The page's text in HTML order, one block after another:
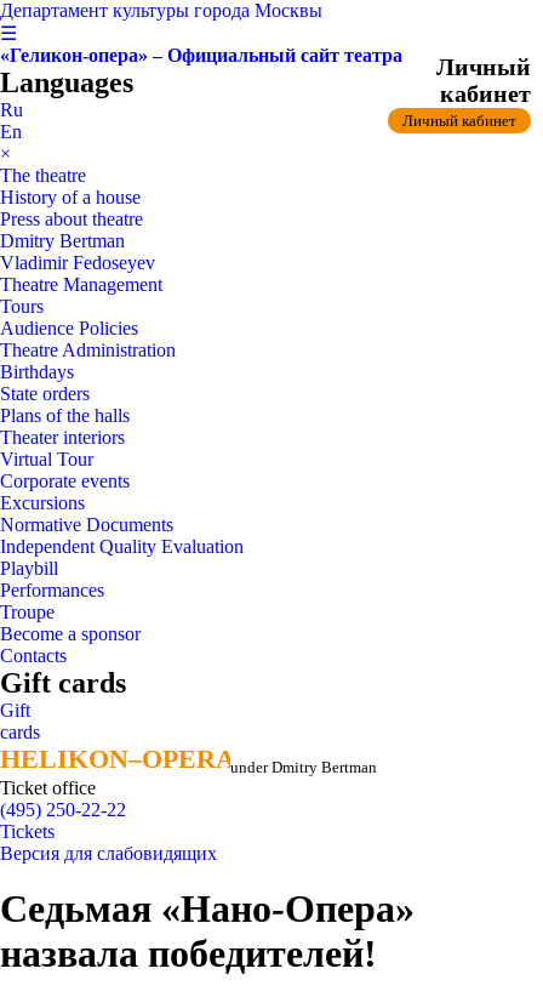
Департамент культуры города Москвы
☰
«Геликон-опера» – Официальный сайт театра
Languages
Ru
En
×
The theatre
History of a house
Press about theatre
Dmitry Bertman
Vladimir Fedoseyev
Theatre Management
Tours
Audience Policies
Theatre Administration
Birthdays
State orders
Plans of the halls
Theater interiors
Virtual Tour
Corporate events
Excursions
Normative Documents
Independent Quality Evaluation
Playbill
Performances
Troupe
Become a sponsor
Contacts
Gift cards
Gift
cards
HELIKON–OPERA
HELIKON–OPERAunder Dmitry Bertman
Ticket office
(495) 250-22-22
Личный
кабинет
Личный кабинет
Tickets
Версия для слабовидящих
Седьмая «Нано-Опера»
назвала победителей!